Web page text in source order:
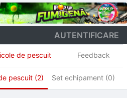
AUTENTIFICARE
de pescuit Feedback
pescuit (2) Set echipament (0)